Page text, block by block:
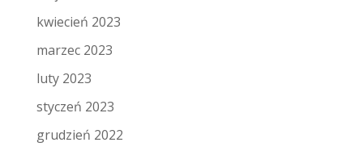
kwiecień 2023
marzec 2023
luty 2023
styczeń 2023
grudzień 2022